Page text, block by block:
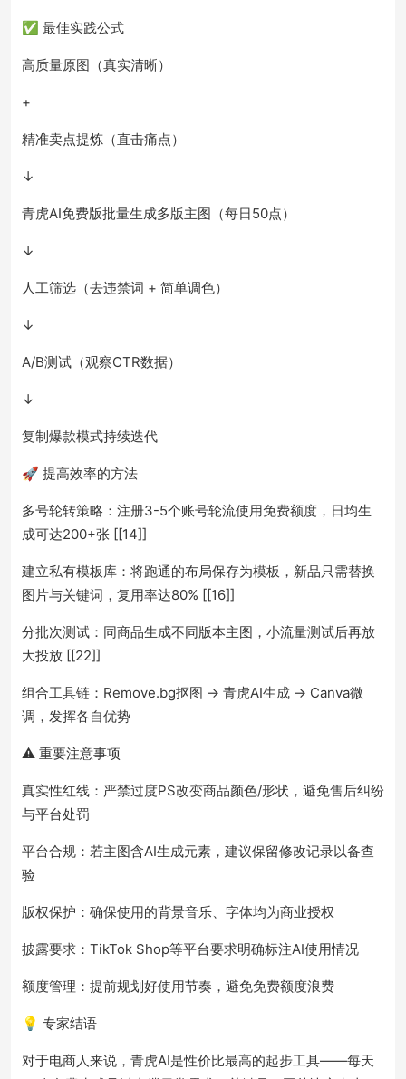
✅ 最佳实践公式
高质量原图（真实清晰）
+
精准卖点提炼（直击痛点）
↓
青虎AI免费版批量生成多版主图（每日50点）
↓
人工筛选（去违禁词 + 简单调色）
↓
A/B测试（观察CTR数据）
↓
复制爆款模式持续迭代
🚀 提高效率的方法
多号轮转策略：注册3-5个账号轮流使用免费额度，日均生
成可达200+张 [[14]]
建立私有模板库：将跑通的布局保存为模板，新品只需替换
图片与关键词，复用率达80% [[16]]
分批次测试：同商品生成不同版本主图，小流量测试后再放
大投放 [[22]]
组合工具链：Remove.bg抠图 → 青虎AI生成 → Canva微
调，发挥各自优势
⚠️ 重要注意事项
真实性红线：严禁过度PS改变商品颜色/形状，避免售后纠纷
与平台处罚
平台合规：若主图含AI生成元素，建议保留修改记录以备查
验
版权保护：确保使用的背景音乐、字体均为商业授权
披露要求：TikTok Shop等平台要求明确标注AI使用情况
额度管理：提前规划好使用节奏，避免免费额度浪费
💡 专家结语
对于电商人来说，青虎AI是性价比最高的起步工具——每天